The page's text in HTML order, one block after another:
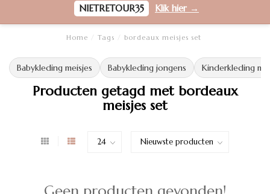
NIETRETOUR35
Klik hier →
Home Tags bordeaux meisjes set
Babykleding meisjes Babykleding jongens Kinderkleding
Producten getagd met bordeaux
meisjes set